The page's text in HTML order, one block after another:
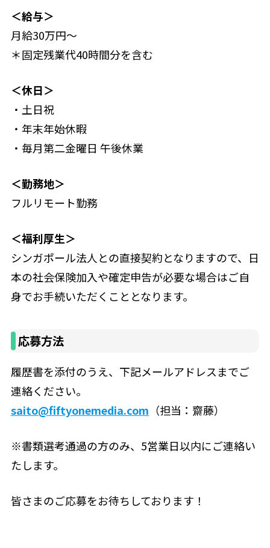
＜給与＞
月給30万円〜
＊固定残業代40時間分を含む
＜休日＞
・土日祝
・年末年始休暇
・毎月第二金曜日 午後休業
＜勤務地＞
フルリモート勤務
＜福利厚生＞
シンガポール法人との直接契約となりますので、日
本の社会保険加入や確定申告が必要な場合はご自
身でお手続いただくこととなります。
応募方法
履歴書を添付のうえ、下記メールアドレスまでご
連絡ください。
saito@fiftyonemedia.com （担当：齋藤）
※書類選考通過の方のみ、5営業日以内にご連絡い
たします。
皆さまのご応募をお待ちしております！